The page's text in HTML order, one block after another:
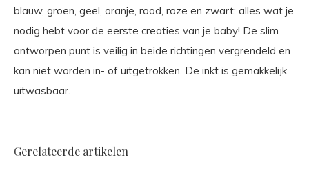
blauw, groen, geel, oranje, rood, roze en zwart: alles wat je
nodig hebt voor de eerste creaties van je baby! De slim
ontworpen punt is veilig in beide richtingen vergrendeld en
kan niet worden in- of uitgetrokken. De inkt is gemakkelijk
uitwasbaar.
Gerelateerde artikelen